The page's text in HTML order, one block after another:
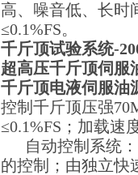
高、噪音低、长时
≤0.1%FS。
千斤顶试验系统-
超高压千斤顶伺服
千斤顶电液伺服油
控制千斤顶压强
≤0.1%FS；加载速
自动控制系统：
的控制；由独立快